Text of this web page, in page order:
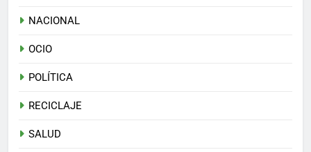
NACIONAL
OCIO
POLÍTICA
RECICLAJE
SALUD